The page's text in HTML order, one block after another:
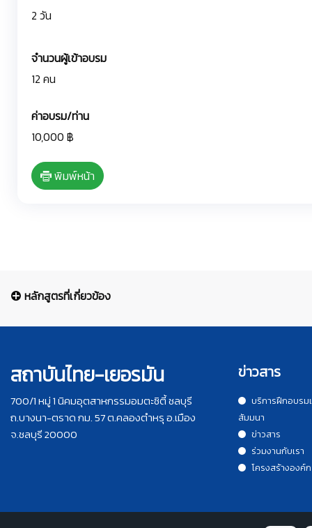
2 วัน
จำนวนผู้เข้าอบรม
12 คน
ค่าอบรม/ท่าน
10,000 ฿
พิมพ์หน้า
หลักสูตรที่เกี่ยวข้อง
สถาบันไทย-เยอรมัน
700/1 หมู่ 1 นิคมอุตสาหกรรมอมตะซิตี้ ชลบุรี
ถ.บางนา-ตราด กม. 57 ต.คลองตำหรุ อ.เมือง
จ.ชลบุรี 20000
ข่าวสาร
บริการฝึกอบรม
สัมมนา
ข่าวสาร
ร่วมงานกับเรา
โครงสร้างองค์